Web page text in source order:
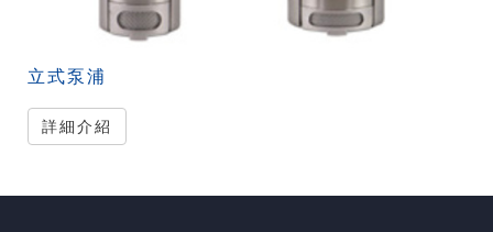
立式泵浦
詳細介紹